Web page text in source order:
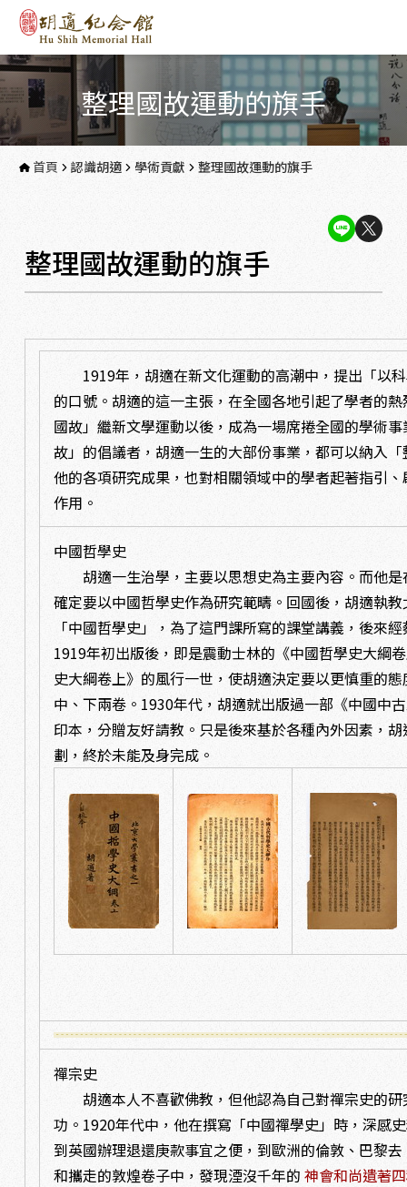
整理國故運動的旗手
首頁 認識胡適 學術貢獻 整理國故運動的旗手
整理國故運動的旗手
1919年，胡適在新文化運動的高潮中，提出「以
的口號。胡適的這一主張，在全國各地引起了學者的
國故」繼新文學運動以後，成為一場席捲全國的學術
故」的倡議者，胡適一生的大部份事業，都可以納入
他的各項研究成果，也對相關領域中的學者起著指引
作用。
中國哲學史
胡適一生治學，主要以思想史為主要內容。而他是
確定要以中國哲學史作為研究範疇。回國後，胡適執
「中國哲學史」，為了這門課所寫的課堂講義，後來
1919年初出版後，即是震動士林的《中國哲學史大綱
史大綱卷上》的風行一世，使胡適決定要以更慎重的
中、下兩卷。1930年代，胡適就出版過一部《中國中
印本，分贈友好請教。只是後來基於各種內外因素，
劃，終於未能及身完成。
禪宗史
胡適本人不喜歡佛教，但他認為自己對禪宗史的研
功。1920年代中，他在撰寫「中國禪學史」時，深感
到英國辦理退還庚款事宜之便，到歐洲的倫敦、巴黎
和攜走的敦煌卷子中，發現湮沒千年的 神會和尚遺著